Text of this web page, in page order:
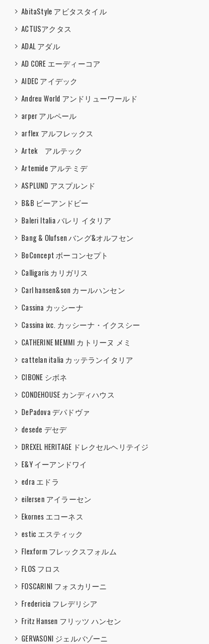
AbitaStyle アビタスタイル
ACTUSアクタス
ADAL アダル
AD CORE エーディーコア
AIDEC アイデック
Andreu World アンドリューワールド
arper アルペール
arflex アルフレックス
Artek アルテック
Artemide アルテミデ
ASPLUND アスプルンド
B&B ビーアンドビー
Baleri Italia バレリ イタリア
Bang & Olufsen バング&オルフセン
BoConcept ボーコンセプト
Calligaris カリガリス
Carl hansen&son カールハンセン
Cassina カッシーナ
Cassina ixc. カッシーナ・イクスシー
CATHERINE MEMMI カトリーヌ メミ
cattelan italia カッテランイタリア
CIBONE シボネ
CONDEHOUSE カンディハウス
DePadova デパドヴァ
desede デセデ
DREXEL HERITAGE ドレクセルヘリテイジ
E&Y イーアンドワイ
edra エドラ
eilersen アイラーセン
Ekornes エコーネス
estic エスティック
Flexform フレックスフォルム
FLOS フロス
FOSCARINI フォスカリーニ
Fredericia フレデリシア
Fritz Hansen フリッツ ハンセン
GERVASONI ジェルバゾーニ